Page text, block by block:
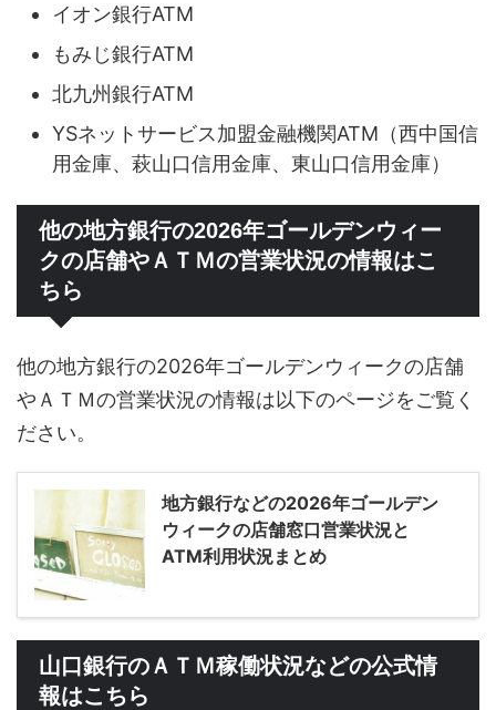
イオン銀行ATM
もみじ銀行ATM
北九州銀行ATM
YSネットサービス加盟金融機関ATM（西中国信
用金庫、萩山口信用金庫、東山口信用金庫）
他の地方銀行の2026年ゴールデンウィー
クの店舗やＡＴＭの営業状況の情報はこ
ちら
他の地方銀行の2026年ゴールデンウィークの店舗
やＡＴＭの営業状況の情報は以下のページをご覧く
ださい。
地方銀行などの2026年ゴールデン
ウィークの店舗窓口営業状況と
ATM利用状況まとめ
山口銀行のＡＴＭ稼働状況などの公式情
報はこちら